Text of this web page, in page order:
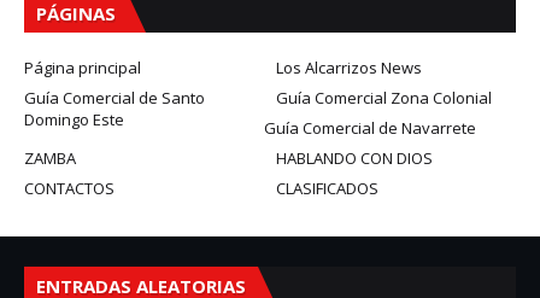
PÁGINAS
Página principal
Los Alcarrizos News
Guía Comercial de Santo
Domingo Este
Guía Comercial Zona Colonial
Guía Comercial de Navarrete
HABLANDO CON DIOS
ZAMBA
CLASIFICADOS
CONTACTOS
ENTRADAS ALEATORIAS